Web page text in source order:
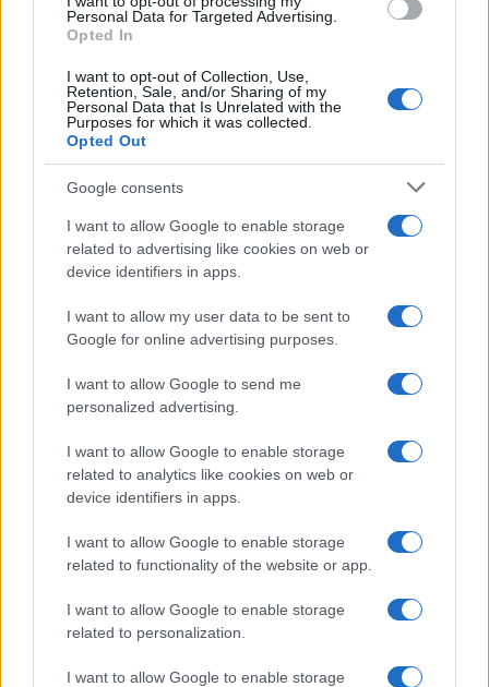
Personal Data for Targeted Advertising.
Opted In
I want to opt-out of Collection, Use,
Retention, Sale, and/or Sharing of my
Personal Data that Is Unrelated with the
Purposes for which it was collected.
Opted Out
Google consents
I want to allow Google to enable storage
related to advertising like cookies on web or
device identifiers in apps.
I want to allow my user data to be sent to
Google for online advertising purposes.
I want to allow Google to send me
personalized advertising.
I want to allow Google to enable storage
related to analytics like cookies on web or
device identifiers in apps.
I want to allow Google to enable storage
related to functionality of the website or app.
I want to allow Google to enable storage
related to personalization.
I want to allow Google to enable storage
Η Chery επενδύει 75 εκατ.
δολάρια στην KG Mobility
Ατρόμητος και Novibet
της συνεργασίας τους μέχρι
το 2028
18η συνεχόμενη χρονιά για τον ΟΤΕ στη διεθνή σειρά
δεικτών FTSE4Good
Alpha Bank: Για πρώτη φορά το Αρχαίο Θέατρο Επιδαύρου
άνοιξε τις πύλες του σε όλους
ΕΤΙΚΕΤΕΣ Opel Opel Combo Opel Movano
Opel Vivaro